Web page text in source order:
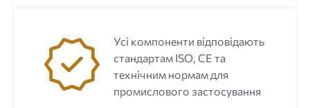
Усі компоненти відповідають
стандартам ISO, CE та
технічним нормам для
промислового застосування